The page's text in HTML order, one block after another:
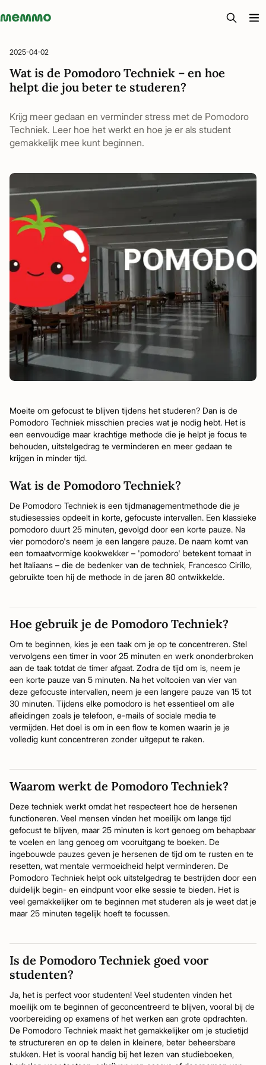
Memmo - AI-verktyg och digital kurslitteratur
2025-04-02
Wat is de Pomodoro Techniek – en hoe
helpt die jou beter te studeren?
Krijg meer gedaan en verminder stress met de Pomodoro
Techniek. Leer hoe het werkt en hoe je er als student
gemakkelijk mee kunt beginnen.
Moeite om gefocust te blijven tijdens het studeren? Dan is de
Pomodoro Techniek misschien precies wat je nodig hebt. Het is
een eenvoudige maar krachtige methode die je helpt je focus te
behouden, uitstelgedrag te verminderen en meer gedaan te
krijgen in minder tijd.
Wat is de Pomodoro Techniek?
De Pomodoro Techniek is een tijdmanagementmethode die je
studiesessies opdeelt in korte, gefocuste intervallen. Een klassieke
pomodoro duurt 25 minuten, gevolgd door een korte pauze. Na
vier pomodoro's neem je een langere pauze. De naam komt van
een tomaatvormige kookwekker – 'pomodoro' betekent tomaat in
het Italiaans – die de bedenker van de techniek, Francesco Cirillo,
gebruikte toen hij de methode in de jaren 80 ontwikkelde.
Hoe gebruik je de Pomodoro Techniek?
Om te beginnen, kies je een taak om je op te concentreren. Stel
vervolgens een timer in voor 25 minuten en werk ononderbroken
aan de taak totdat de timer afgaat. Zodra de tijd om is, neem je
een korte pauze van 5 minuten. Na het voltooien van vier van
deze gefocuste intervallen, neem je een langere pauze van 15 tot
30 minuten. Tijdens elke pomodoro is het essentieel om alle
afleidingen zoals je telefoon, e-mails of sociale media te
vermijden. Het doel is om in een flow te komen waarin je je
volledig kunt concentreren zonder uitgeput te raken.
Waarom werkt de Pomodoro Techniek?
Deze techniek werkt omdat het respecteert hoe de hersenen
functioneren. Veel mensen vinden het moeilijk om lange tijd
gefocust te blijven, maar 25 minuten is kort genoeg om behapbaar
te voelen en lang genoeg om vooruitgang te boeken. De
ingebouwde pauzes geven je hersenen de tijd om te rusten en te
resetten, wat mentale vermoeidheid helpt verminderen. De
Pomodoro Techniek helpt ook uitstelgedrag te bestrijden door een
duidelijk begin- en eindpunt voor elke sessie te bieden. Het is
veel gemakkelijker om te beginnen met studeren als je weet dat je
maar 25 minuten tegelijk hoeft te focussen.
Is de Pomodoro Techniek goed voor
studenten?
Ja, het is perfect voor studenten! Veel studenten vinden het
moeilijk om te beginnen of geconcentreerd te blijven, vooral bij de
voorbereiding op examens of het werken aan grote opdrachten.
De Pomodoro Techniek maakt het gemakkelijker om je studietijd
te structureren en op te delen in kleinere, beter beheersbare
stukken. Het is vooral handig bij het lezen van studieboeken,